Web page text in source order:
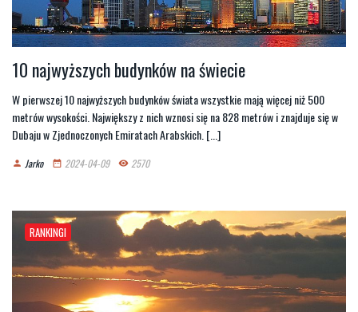
10 najwyższych budynków na świecie
W pierwszej 10 najwyższych budynków świata wszystkie mają więcej niż 500
metrów wysokości. Największy z nich wznosi się na 828 metrów i znajduje się w
Dubaju w Zjednoczonych Emiratach Arabskich. [...]
person Jarko date_range 2024-04-09 remove_red_eye 2570
RANKINGI